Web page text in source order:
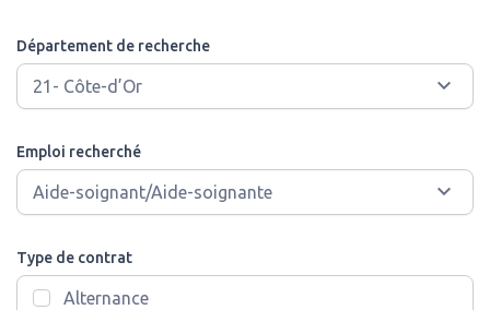
Département de recherche
Emploi recherché
Type de contrat
Alternance